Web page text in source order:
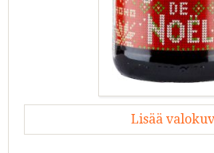
Lisää